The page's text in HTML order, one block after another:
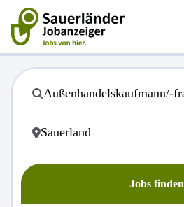
Jobs finden